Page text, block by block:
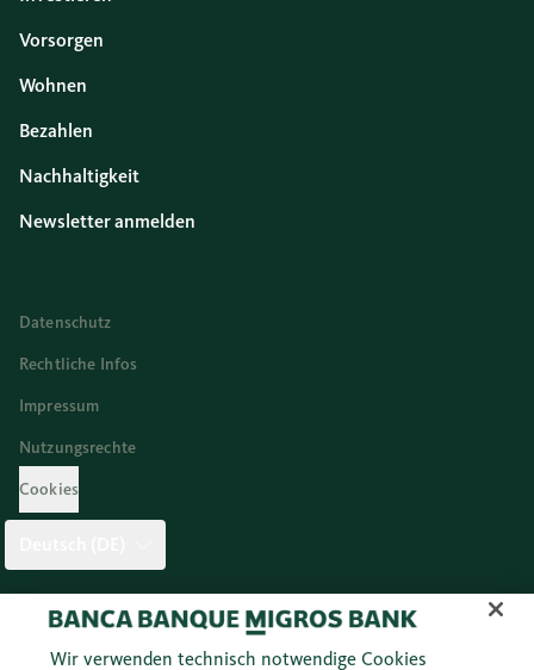
Vorsorgen
Wohnen
Bezahlen
Nachhaltigkeit
Newsletter anmelden
Datenschutz
Rechtliche Infos
Impressum
Nutzungsrechte
Cookies
Twitter Facebook Blog Instagram Youtube
Wir verwenden technisch notwendige Cookies